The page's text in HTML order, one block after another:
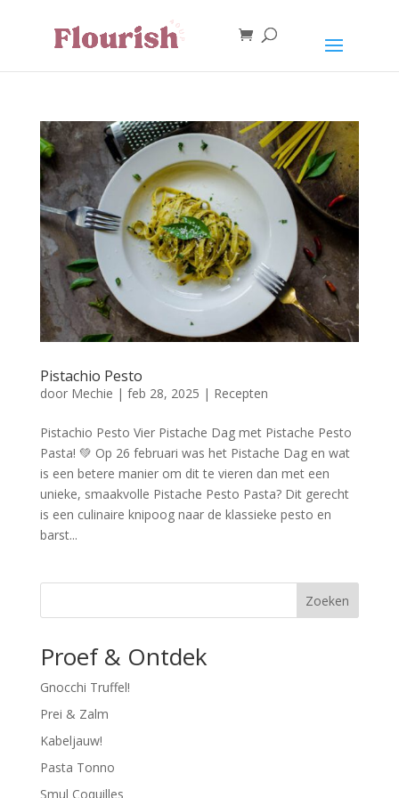
Pistachio Pesto
door Mechie | feb 28, 2025 | Recepten
Pistachio Pesto Vier Pistache Dag met Pistache Pesto
Pasta! 💚 Op 26 februari was het Pistache Dag en wat
is een betere manier om dit te vieren dan met een
unieke, smaakvolle Pistache Pesto Pasta? Dit gerecht
is een culinaire knipoog naar de klassieke pesto en
barst...
Zoeken
Proef & Ontdek
Gnocchi Truffel!
Prei & Zalm
Kabeljauw!
Pasta Tonno
Smul Coquilles